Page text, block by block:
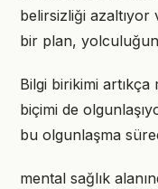
belirsizliği azaltıyor
bir plan, yolculuğun
Bilgi birikimi artıkça
biçimi de
bu olgunlaşma
mental sağlık